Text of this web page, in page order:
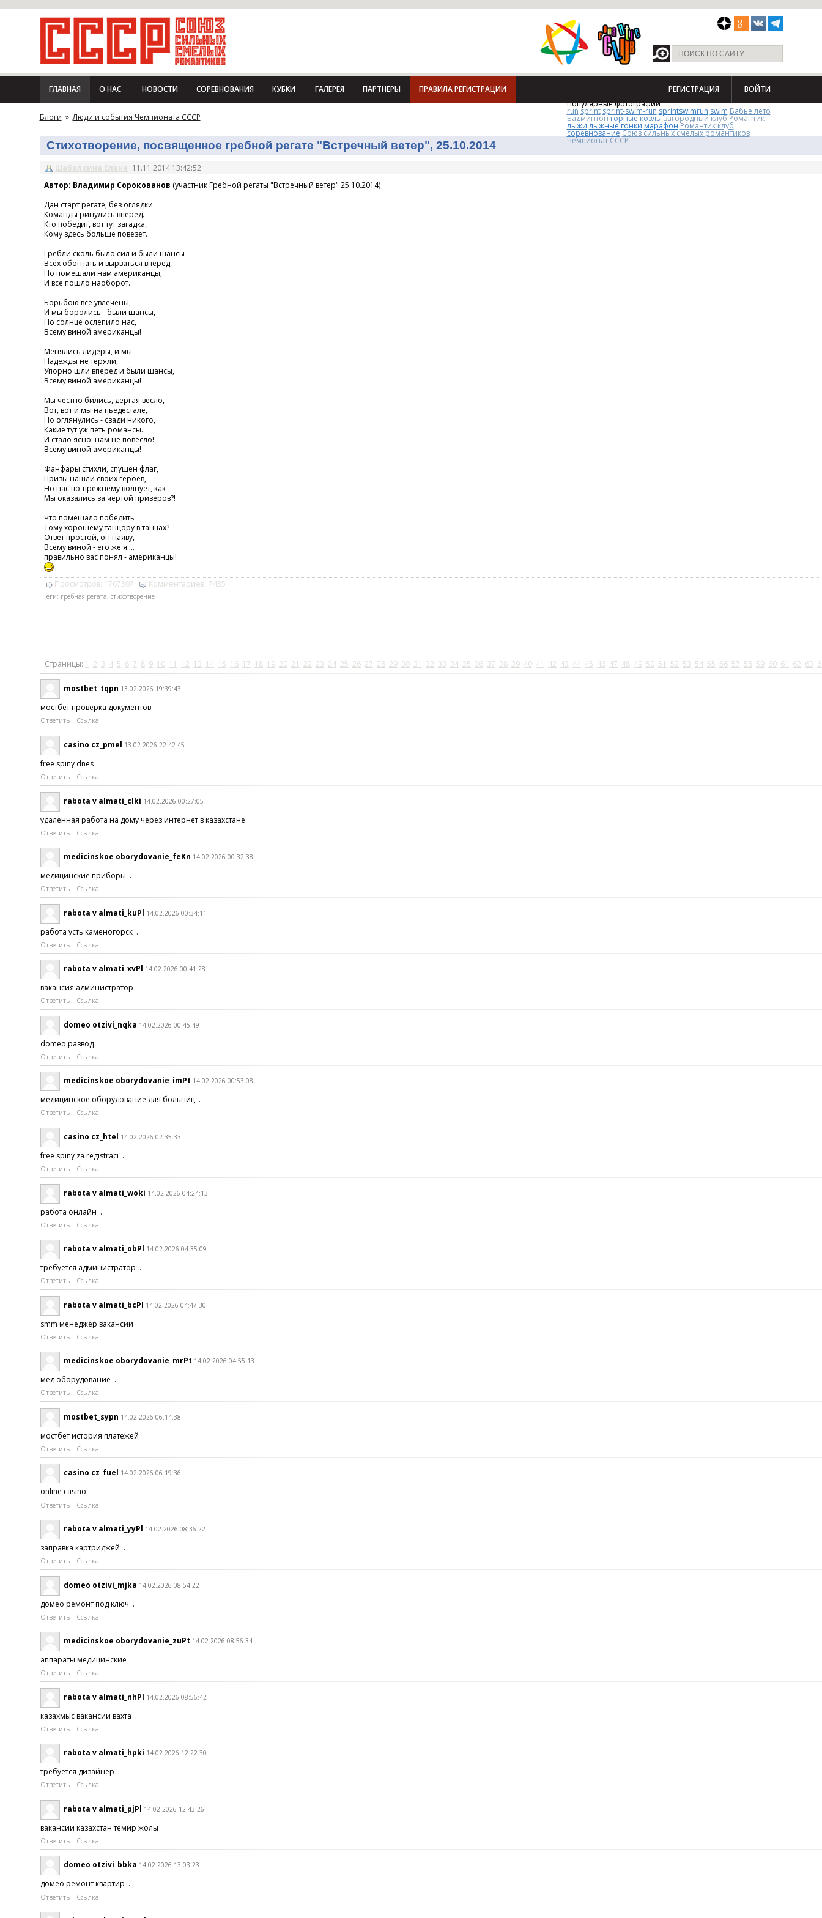
ГЛАВНАЯ О НАС НОВОСТИ СОРЕВНОВАНИЯ КУБКИ ГАЛЕРЕЯ ПАРТНЕРЫ ПРАВИЛА РЕГИСТРАЦИИ РЕГИСТРАЦИЯ ВОЙТИ
Блоги » Люди и события Чемпионата СССР
Стихотворение, посвященное гребной регате "Встречный ветер", 25.10.2014
Шабалкина Елена 11.11.2014 13:42:52
Автор: Владимир Сорокованов (участник Гребной регаты "Встречный ветер" 25.10.2014)
Дан старт регате, без оглядки
Команды ринулись вперед.
Кто победит, вот тут загадка,
Кому здесь больше повезет.
Гребли сколь было сил и были шансы
Всех обогнать и вырваться вперед,
Но помешали нам американцы,
И все пошло наоборот.
Борьбою все увлечены,
И мы боролись - были шансы,
Но солнце ослепило нас,
Всему виной американцы!
Менялись лидеры, и мы
Надежды не теряли,
Упорно шли вперед и были шансы,
Всему виной американцы!
Мы честно бились, дергая весло,
Вот, вот и мы на пьедестале,
Но оглянулись - сзади никого,
Какие тут уж петь романсы...
И стало ясно: нам не повесло!
Всему виной американцы!
Фанфары стихли, спущен флаг,
Призы нашли своих героев,
Но нас по-прежнему волнует, как
Мы оказались за чертой призеров?!
Что помешало победить
Тому хорошему танцору в танцах?
Ответ простой, он наяву,
Всему виной - его же я....
правильно вас понял - американцы!
Просмотров: 1767307 Комментариев: 7435
Теги: гребная регата, стихотворение
Страницы: 1 2 3 4 5 6 7 8 9 10 11 12 13 14 15 16 17 18 19 20 21 22 23 24 25 26 27 28 29 30 31 32 33 34 35 36 37 38 39 40 41 42 43 44 45 46 47 48 49 50 51 52 53 54 55 56 57 58 59 60 61 62 63
mostbet_tqpn 13.02.2026 19:39:43
мостбет проверка документов
Ответить Ссылка
casino cz_pmel 13.02.2026 22:42:45
free spiny dnes .
Ответить Ссылка
rabota v almati_clki 14.02.2026 00:27:05
удаленная работа на дому через интернет в казахстане .
Ответить Ссылка
medicinskoe oborydovanie_feKn 14.02.2026 00:32:38
медицинские приборы .
Ответить Ссылка
rabota v almati_kuPl 14.02.2026 00:34:11
работа усть каменогорск .
Ответить Ссылка
rabota v almati_xvPl 14.02.2026 00:41:28
вакансия администратор .
Ответить Ссылка
domeo otzivi_nqka 14.02.2026 00:45:49
domeo развод .
Ответить Ссылка
medicinskoe oborydovanie_imPt 14.02.2026 00:53:08
медицинское оборудование для больниц .
Ответить Ссылка
casino cz_htel 14.02.2026 02:35:33
free spiny za registraci .
Ответить Ссылка
rabota v almati_woki 14.02.2026 04:24:13
работа онлайн .
Ответить Ссылка
rabota v almati_obPl 14.02.2026 04:35:09
требуется администратор .
Ответить Ссылка
rabota v almati_bcPl 14.02.2026 04:47:30
smm менеджер вакансии .
Ответить Ссылка
medicinskoe oborydovanie_mrPt 14.02.2026 04:55:13
мед оборудование .
Ответить Ссылка
mostbet_sypn 14.02.2026 06:14:38
мостбет история платежей
Ответить Ссылка
casino cz_fuel 14.02.2026 06:19:36
online casino .
Ответить Ссылка
rabota v almati_yyPl 14.02.2026 08:36:22
заправка картриджей .
Ответить Ссылка
domeo otzivi_mjka 14.02.2026 08:54:22
домео ремонт под ключ .
Ответить Ссылка
medicinskoe oborydovanie_zuPt 14.02.2026 08:56:34
аппараты медицинские .
Ответить Ссылка
rabota v almati_nhPl 14.02.2026 08:56:42
казахмыс вакансии вахта .
Ответить Ссылка
rabota v almati_hpki 14.02.2026 12:22:30
требуется дизайнер .
Ответить Ссылка
rabota v almati_pjPl 14.02.2026 12:43:26
вакансии казахстан темир жолы .
Ответить Ссылка
domeo otzivi_bbka 14.02.2026 13:03:23
домео ремонт квартир .
Ответить Ссылка
Популярные фотографии
run sprint sprint-swim-run sprintswimrun swim Бабье лето
Бадминтонгорные козлызагородный клуб Романтик
лыжилыжные гонкимарафон Романтик клуб
соревнованиеСоюз сильных смелых романтиков
Чемпионат СССР